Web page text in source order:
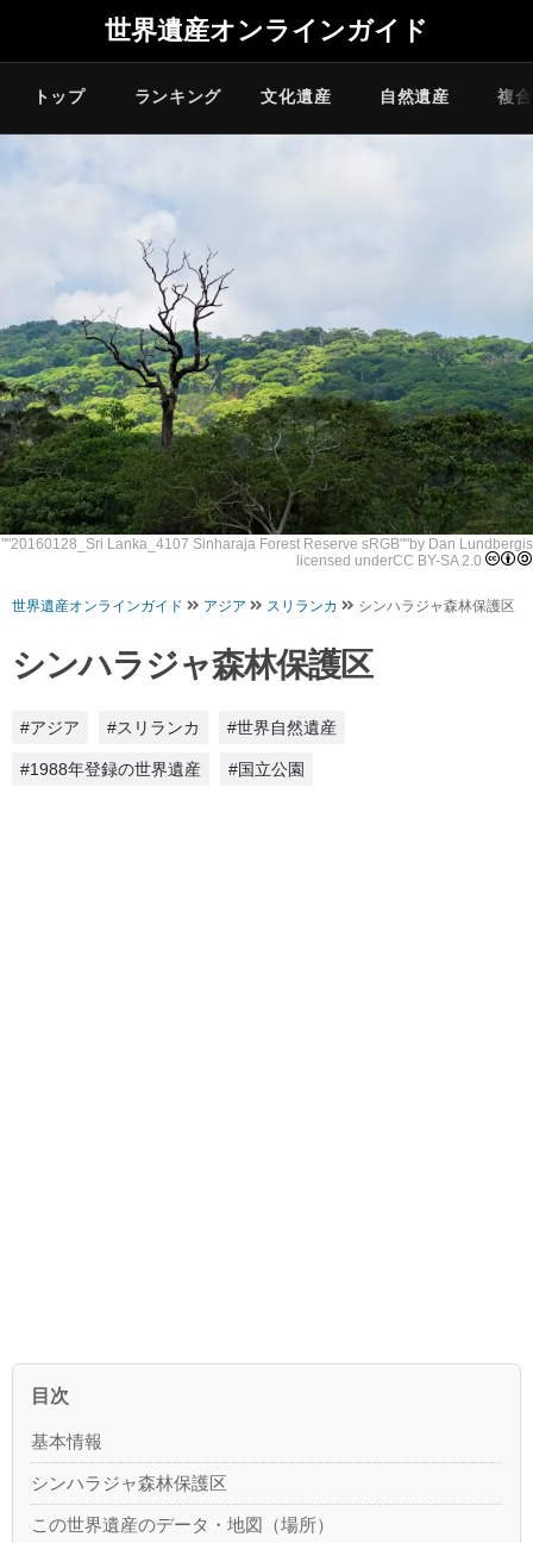
世界遺産オンラインガイド
トップ ランキング 文化遺産 自然遺産 複
""20160128_Sri Lanka_4107 Sinharaja Forest Reserve sRGB""by Dan Lundbergis
licensed underCC BY-SA 2.0
世界遺産オンラインガイド アジア スリランカ シンハラジャ森林保護区
シンハラジャ森林保護区
#アジア #スリランカ #世界自然遺産
#1988年登録の世界遺産 #国立公園
目次
基本情報
シンハラジャ森林保護区
この世界遺産のデータ・地図（場所）